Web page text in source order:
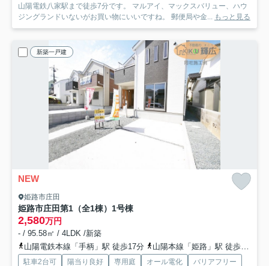
山陽電鉄八家駅まで徒歩7分です。 マルアイ、マックスバリュー、ハウ
ジングランドいないがお買い物にいいですね。 郵便局や金... もっと見る
新築一戸建
NEW
姫路市庄田
姫路市庄田第1（全1棟）1号棟
2,580万円
- / 95.58㎡ / 4LDK /新築
山陽電鉄本線「手柄」駅 徒歩17分
山陽本線「姫路」駅 徒歩23分
駐車2台可 陽当り良好 専用庭 オール電化
バリアフリー